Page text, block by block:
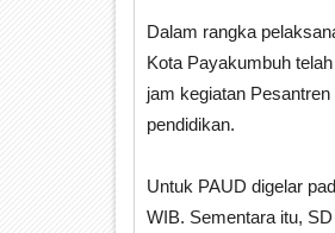
Dalam rangka
Kota Payakumbuh
jam kegiatan
pendidikan.
Untuk PAUD digelar
WIB. Sementara itu,